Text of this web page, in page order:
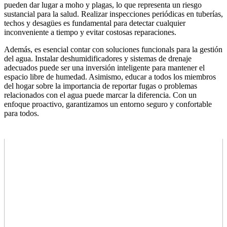
pueden dar lugar a moho y plagas, lo que representa un riesgo
sustancial para la salud. Realizar inspecciones periódicas en tuberías,
techos y desagües es fundamental para detectar cualquier
inconveniente a tiempo y evitar costosas reparaciones.
Además, es esencial contar con soluciones funcionals para la gestión
del agua. Instalar deshumidificadores y sistemas de drenaje
adecuados puede ser una inversión inteligente para mantener el
espacio libre de humedad. Asimismo, educar a todos los miembros
del hogar sobre la importancia de reportar fugas o problemas
relacionados con el agua puede marcar la diferencia. Con un
enfoque proactivo, garantizamos un entorno seguro y confortable
para todos.